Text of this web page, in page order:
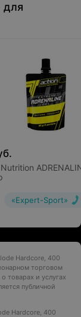
для
«Expert-Sport»
Hardcore, 400
торговом
товарах и услугах
публичной
Hardcore, 400